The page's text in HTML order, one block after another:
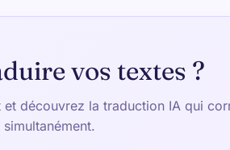
vos textes ?
et découvrez la traduction IA qui
simultanément.